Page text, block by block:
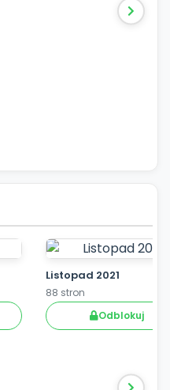
Listopad 2021
88 stron
Odblokuj